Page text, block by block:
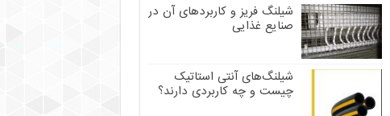
شیلنگ فریز و کاربردهای آن در
صنایع غذایی
شیلنگ‌های آنتی استاتیک
چیست و چه کاربردی دارند؟